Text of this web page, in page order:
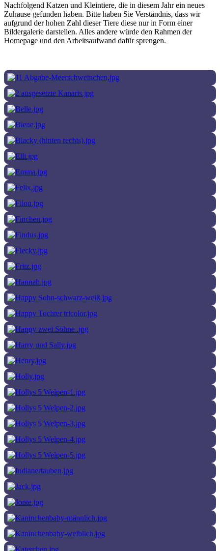
Nachfolgend Katzen und Kleintiere, die in diesem Jahr ein neues
Zuhause gefunden haben. Bitte haben Sie Verständnis, dass wir
aufgrund der hohen Zahl dieser Tiere diese nur in Form einer
Bildergalerie darstellen. Alles andere würde den Rahmen der
Homepage und den Arbeitsaufwand dafür sprengen.